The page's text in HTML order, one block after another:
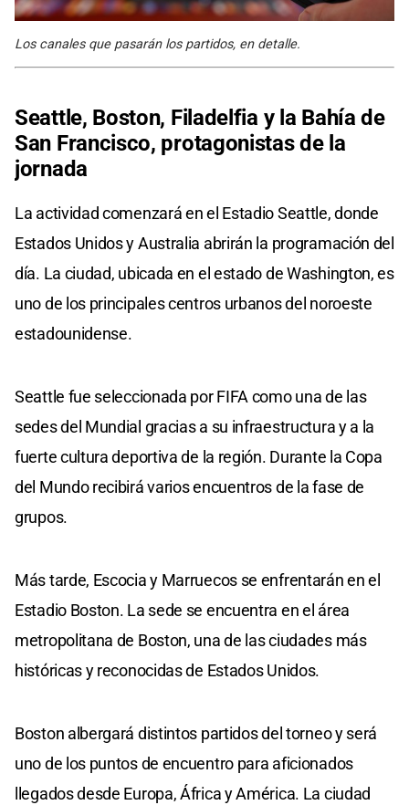
Los canales que pasarán los partidos, en detalle.
Seattle, Boston, Filadelfia y la Bahía de
San Francisco, protagonistas de la
jornada
La actividad comenzará en el Estadio Seattle, donde
Estados Unidos y Australia abrirán la programación del
día. La ciudad, ubicada en el estado de Washington, es
uno de los principales centros urbanos del noroeste
estadounidense.
Seattle fue seleccionada por FIFA como una de las
sedes del Mundial gracias a su infraestructura y a la
fuerte cultura deportiva de la región. Durante la Copa
del Mundo recibirá varios encuentros de la fase de
grupos.
Más tarde, Escocia y Marruecos se enfrentarán en el
Estadio Boston. La sede se encuentra en el área
metropolitana de Boston, una de las ciudades más
históricas y reconocidas de Estados Unidos.
Boston albergará distintos partidos del torneo y será
uno de los puntos de encuentro para aficionados
llegados desde Europa, África y América. La ciudad